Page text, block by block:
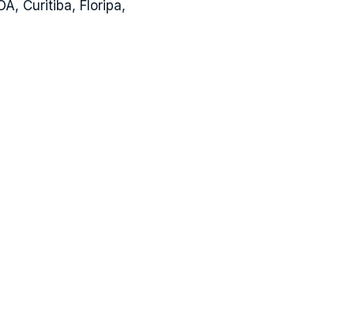
Curitiba, Floripa,